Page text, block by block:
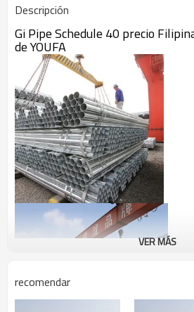
Descripción
Gi Pipe Schedule 40 precio
de YOUFA
VER MÁS
recomendar